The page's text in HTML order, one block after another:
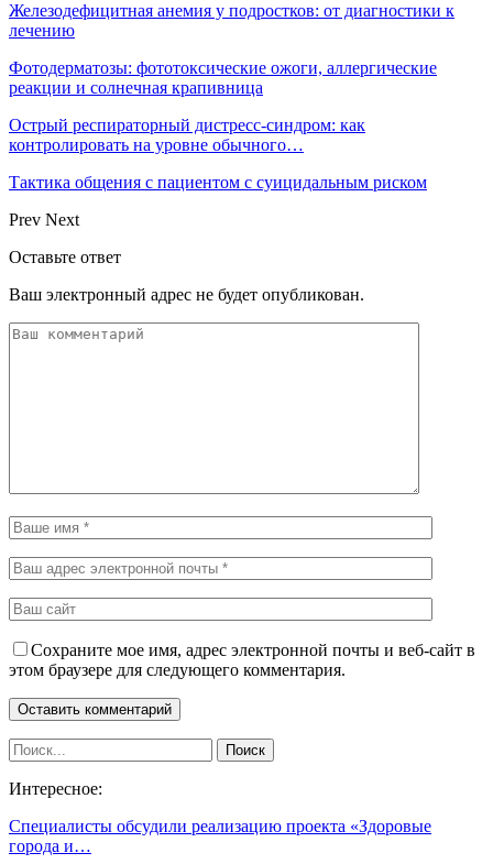
Железодефицитная анемия у подростков: от диагностики к
лечению
Фотодерматозы: фототоксические ожоги, аллергические
реакции и солнечная крапивница
Острый респираторный дистресс-синдром: как
контролировать на уровне обычного…
Тактика общения с пациентом с суицидальным риском
Prev Next
Оставьте ответ
Ваш электронный адрес не будет опубликован.
Сохраните мое имя, адрес электронной почты и веб-сайт в
этом браузере для следующего комментария.
Интересное:
Специалисты обсудили реализацию проекта «Здоровые
города и…